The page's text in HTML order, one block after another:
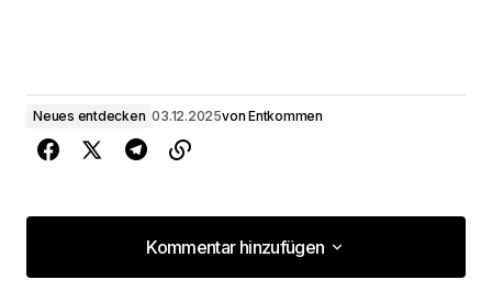
Neues entdecken 03.12.2025von Entkommen
Kommentar hinzufügen
Kommentar hinzufügen